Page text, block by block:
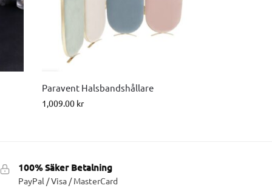
Paravent Halsbandshållare
1,009.00 kr
100% Säker Betalning
PayPal / Visa / MasterCard